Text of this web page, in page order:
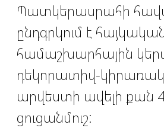
Պատկերասրահի
ընդգրկում է
համաշխարհային
դեկորատիվ-
արվեստի ավելի քան
ցուցանմուշ: